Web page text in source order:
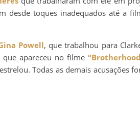
desde toques inadequados até a
Powell, que trabalhou para
que apareceu no filme
Todas as demais acusações